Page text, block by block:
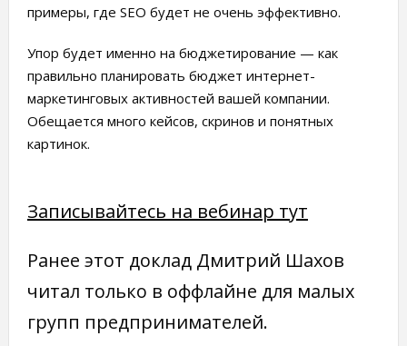
примеры, где SEO будет не очень эффективно.
Упор будет именно на бюджетирование — как
правильно планировать бюджет интернет-
маркетинговых активностей вашей компании.
Обещается много кейсов, скринов и понятных
картинок.
Записывайтесь на вебинар тут
Ранее этот доклад Дмитрий Шахов
читал только в оффлайне для малых
групп предпринимателей.